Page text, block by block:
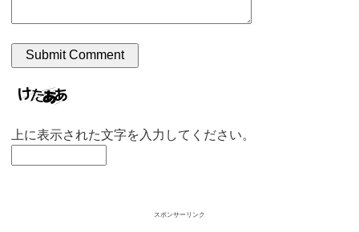
上に表示された文字を入力してください。
スポンサーリンク